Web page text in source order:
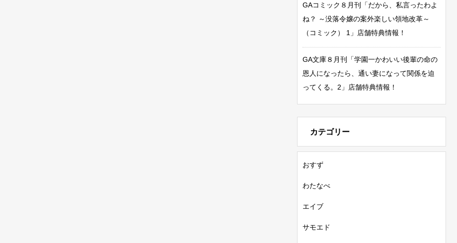
GAコミック８月刊「だから、私言ったわよ
ね？ ～没落令嬢の案外楽しい領地改革～
（コミック） 1」店舗特典情報！
GA文庫８月刊「学園一かわいい後輩の命の
恩人になったら、通い妻になって関係を迫
ってくる。2」店舗特典情報！
カテゴリー
おすず
わたなべ
エイブ
サモエド